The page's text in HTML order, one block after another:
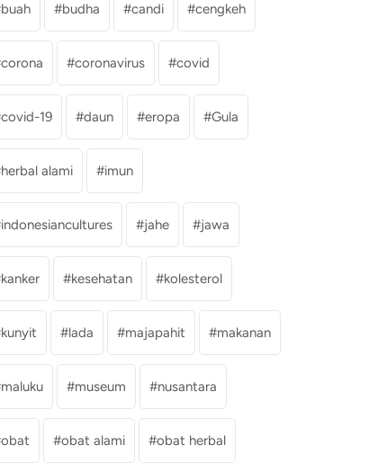
buah budha candi cengkeh
corona coronavirus covid
covid-19 daun eropa Gula
herbal alami imun
indonesiancultures jahe jawa
kanker kesehatan kolesterol
kunyit lada majapahit makanan
maluku museum nusantara
obat obat alami obat herbal